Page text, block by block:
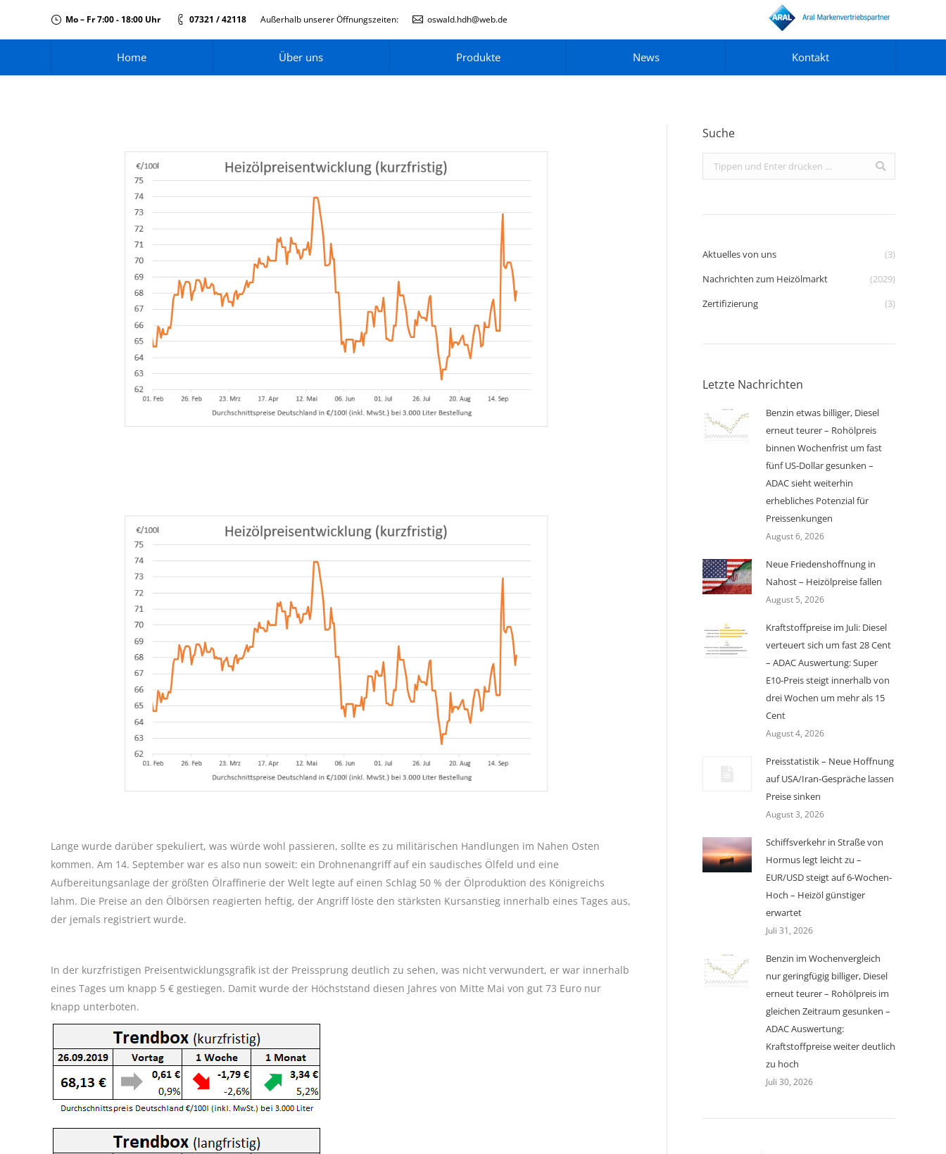
Mo – Fr 7:00 - 18:00 Uhr 07321 / 42118 Außerhalb unserer Öffnungszeiten: oswald.hdh@web.de
Home Über uns Produkte News Kontakt
Lange wurde darüber spekuliert, was würde wohl passieren, sollte es zu militärischen Handlungen im Nahen Osten
kommen. Am 14. September war es also nun soweit: ein Drohnenangriff auf ein saudisches Ölfeld und eine
Aufbereitungsanlage der größten Ölraffinerie der Welt legte auf einen Schlag 50 % der Ölproduktion des Königreichs
lahm. Die Preise an den Ölbörsen reagierten heftig, der Angriff löste den stärksten Kursanstieg innerhalb eines Tages aus,
der jemals registriert wurde.
In der kurzfristigen Preisentwicklungsgrafik ist der Preissprung deutlich zu sehen, was nicht verwundert, er war innerhalb
eines Tages um knapp 5 € gestiegen. Damit wurde der Höchststand diesen Jahres von Mitte Mai von gut 73 Euro nur
knapp unterboten.
Suche
Search:
Aktuelles von uns
(3)
Nachrichten zum Heizölmarkt
(2029)
Zertifizierung
(3)
Letzte Nachrichten
Benzin etwas billiger, Diesel
erneut teurer – Rohölpreis
binnen Wochenfrist um fast
fünf US-Dollar gesunken –
ADAC sieht weiterhin
erhebliches Potenzial für
Preissenkungen
August 6, 2026
Neue Friedenshoffnung in
Nahost – Heizölpreise fallen
August 5, 2026
Kraftstoffpreise im Juli: Diesel
verteuert sich um fast 28 Cent
– ADAC Auswertung: Super
E10-Preis steigt innerhalb von
drei Wochen um mehr als 15
Cent
August 4, 2026
Preisstatistik – Neue Hoffnung
auf USA/Iran-Gespräche lassen
Preise sinken
August 3, 2026
Schiffsverkehr in Straße von
Hormus legt leicht zu –
EUR/USD steigt auf 6-Wochen-
Hoch – Heizöl günstiger
erwartet
Juli 31, 2026
Benzin im Wochenvergleich
nur geringfügig billiger, Diesel
erneut teurer – Rohölpreis im
gleichen Zeitraum gesunken –
ADAC Auswertung:
Kraftstoffpreise weiter deutlich
zu hoch
Juli 30, 2026